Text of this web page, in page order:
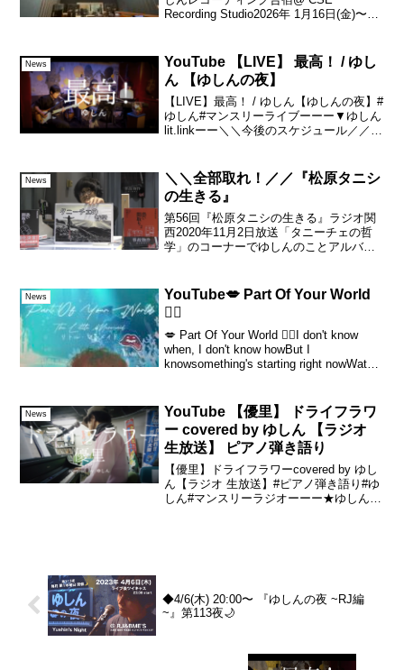
Recording Studio2026年 1月16日(金)〜1
郷...
News
YouTube 【LIVE】 最高！ / ゆし
ん 【ゆしんの夜】
【LIVE】最高！ / ゆしん【ゆしんの夜】#
ゆしん#マンスリーライブーーー▼ゆしん
lit.linkーー＼＼今後のスケジュール／／・
月第1木曜『ゆ...
News
＼＼全部取れ！／／『松原タニシ
の生きる』
第56回『松原タニシの生きる』ラジオ関
西2020年11月2日放送「タニーチェの哲
学」のコーナーでゆしんのことアルバム
さんの温かいコメント本当に感謝ばかり
です。。エンディ...
News
YouTube💋 Part Of Your World
🧜‍♀️
💋 Part Of Your World 🧜‍♀️I don't know
when, I don't know howBut I
knowsomething's starting right nowWatch
News
YouTube 【優里】 ドライフラワ
ー covered by ゆしん 【ラジオ
生放送】 ピアノ弾き語り
【優里】ドライフラワーcovered by ゆし
ん【ラジオ 生放送】#ピアノ弾き語り#ゆ
しん#マンスリーラジオーーー★ゆしんバ
◆4/6(木) 20:00〜 『ゆしんの夜 ~RJ編
~』第113夜🌙